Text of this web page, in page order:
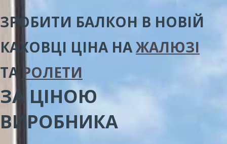
ЗРОБИТИ БАЛКОН В НОВІЙ
КАХОВЦІ ЦІНА НАЖАЛЮЗІ
ТА РОЛЕТИ
ЗА ЦІНОЮ
ВИРОБНИКА